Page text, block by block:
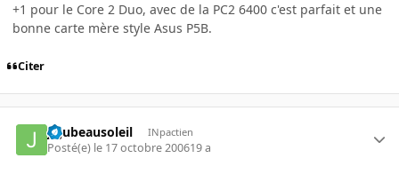
+1 pour le Core 2 Duo, avec de la PC2 6400 c'est parfait et une
bonne carte mère style Asus P5B.
Citer
jujubeausoleil INpactien
Posté(e) le 17 octobre 200619 a